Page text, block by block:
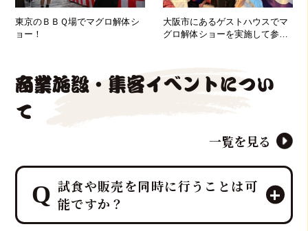
東京のＢＢＱ場でマグロ解体シ
ョー！
大阪市にあるゲストハウスでマ
グロ解体ショーを実施して参り
商業施設・集客イベントについ
て
一覧を見る
試食や販売を同時に行うことは可
能ですか？